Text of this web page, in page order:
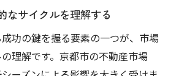
なサイクルを理解する
功の鍵を握る要素の一つが、市場
理解です。京都市の不動産市場